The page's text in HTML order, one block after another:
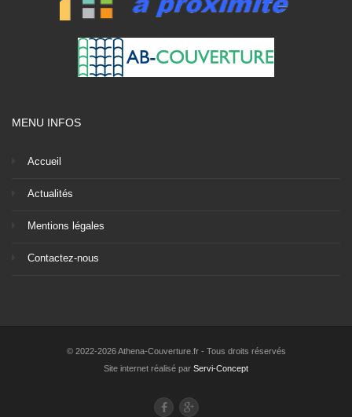
MENU INFOS
Accueil
Actualités
Mentions légales
Contactez-nous
© 2022-2026 Athena-Couverture.fr - Tous droits réservés
Site internet réalisé par Servi-Concept